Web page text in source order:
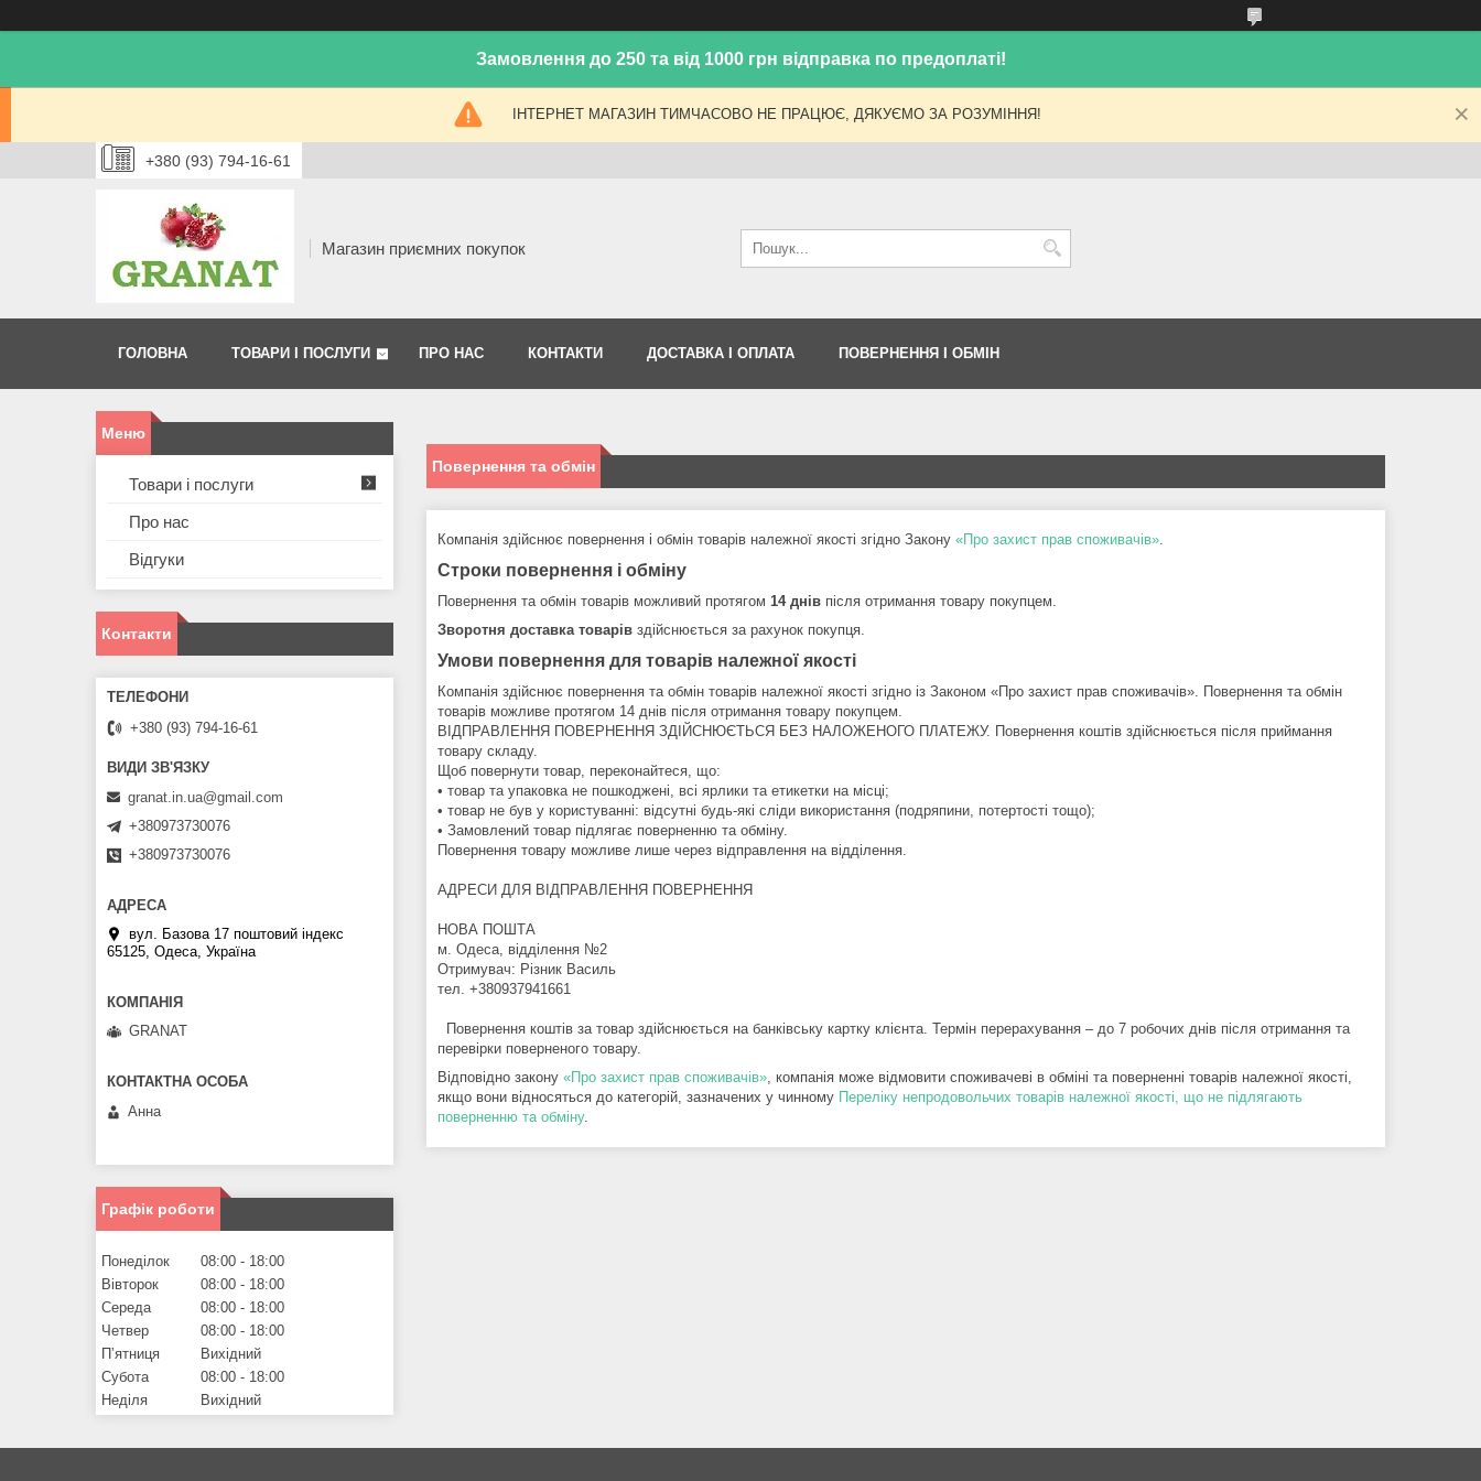
Замовлення до 250 та від 1000 грн відправка по предоплаті!
ІНТЕРНЕТ МАГАЗИН ТИМЧАСОВО НЕ ПРАЦЮЄ, ДЯКУЄМО ЗА РОЗУМІННЯ!
+380 (93) 794-16-61
Магазин приємних покупок
ГОЛОВНА ТОВАРИ І ПОСЛУГИ ПРО НАС КОНТАКТИ ДОСТАВКА І ОПЛАТА ПОВЕРНЕННЯ І ОБМІН
Повернення та обмін
Компанія здійснює повернення і обмін товарів належної якості згідно Закону «Про захист прав споживачів».
Строки повернення і обміну
Повернення та обмін товарів можливий протягом 14 днів після отримання товару покупцем.
Зворотня доставка товарів здійснюється за рахунок покупця.
Умови повернення для товарів належної якості
Компанія здійснює повернення та обмін товарів належної якості згідно із Законом «Про захист прав споживачів». Повернення та обмін
товарів можливе протягом 14 днів після отримання товару покупцем.
ВІДПРАВЛЕННЯ ПОВЕРНЕННЯ ЗДІЙСНЮЄТЬСЯ БЕЗ НАЛОЖЕНОГО ПЛАТЕЖУ. Повернення коштів здійснюється після приймання
товару складу.
Щоб повернути товар, переконайтеся, що:
• товар та упаковка не пошкоджені, всі ярлики та етикетки на місці;
• товар не був у користуванні: відсутні будь-які сліди використання (подряпини, потертості тощо);
• Замовлений товар підлягає поверненню та обміну.
Повернення товару можливе лише через відправлення на відділення.
АДРЕСИ ДЛЯ ВІДПРАВЛЕННЯ ПОВЕРНЕННЯ
НОВА ПОШТА
м. Одеса, відділення №2
Отримувач: Різник Василь
тел. +380937941661
перевірки поверненого товару.
Відповідно закону «Про захист прав споживачів», компанія може відмовити споживачеві в обміні та поверненні товарів належної якості,
якщо вони відносяться до категорій, зазначених у чинному Переліку непродовольчих товарів належної якості, що не підлягають
поверненню та обміну.
Товари і послуги
Про нас
Відгуки
Контакти
+380 (93) 794-16-61
granat.in.ua@gmail.com
+380973730076
+380973730076
вул. Базова 17 поштовий індекс
65125, Одеса, Україна
GRANAT
Анна
Графік роботи
Понеділок 08:00
18:00
Вівторок
08:00
18:00
Середа
08:00
18:00
Четвер
08:00
18:00
Пʼятниця
Вихідний
Субота
08:00
18:00
Неділя
Вихідний